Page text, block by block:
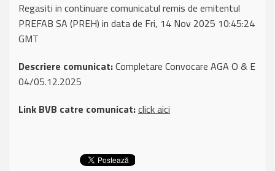
Regasiti in continuare comunicatul remis de emitentul
PREFAB SA (PREH) in data de Fri, 14 Nov 2025 10:45:24
GMT
Descriere comunicat:Completare Convocare AGA O & E
04/05.12.2025
Link BVB catre comunicat:click aici